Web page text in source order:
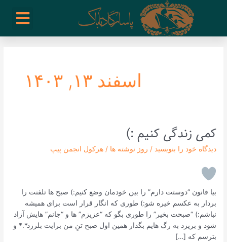
اسفند ۱۳, ۱۴۰۳
کمی زندگی کنیم :)
دیدگاه‌ خود را بنویسید / روز نوشته ها /هرکول انجمن پیپ
بیا قانون “دوستت دارم” را بین خودمان وضع کنیم:) صبح ها تلفنت را
بردار به عکسم خیره شو:) طوری که انگار قرار است برای همیشه
نباشم:) “صبحت بخیر” را طوری بگو که “عزیزم” ها و “جانم” هایش آزاد
شود و بریزد به رگ هایم بگذار همین اول صبح تنِ من برایت بلرزد*.* و
بترسم که […]
کمی
زندگی
کنیم
:)